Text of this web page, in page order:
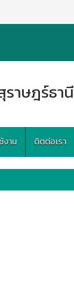
ราษฎร์ธานี
งาน ติตต่อเรา